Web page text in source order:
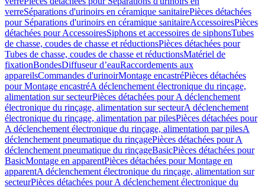
verreSéparations d'urinoirs en céramique sanitairePièces détachées
pour Séparations d'urinoirs en céramique sanitaireAccessoiresPièces
détachées pour AccessoiresSiphons et accessoires de siphonsTubes
de chasse, coudes de chasse et réductionsPièces détachées pour
Tubes de chasse, coudes de chasse et réductionsMatériel de
fixationBondesDiffuseur d’eauRaccordements aux
appareilsCommandes d'urinoirMontage encastréPièces détachées
pour Montage encastréA déclenchement électronique du rinçage,
alimentation sur secteurPièces détachées pour A déclenchement
électronique du rinçage, alimentation sur secteurA déclenchement
électronique du rinçage, alimentation par pilesPièces détachées pour
A déclenchement électronique du rinçage, alimentation par pilesA
déclenchement pneumatique du rinçagePièces détachées pour A
déclenchement pneumatique du rinçageBasicPièces détachées pour
BasicMontage en apparentPièces détachées pour Montage en
apparentA déclenchement électronique du rinçage, alimentation sur
secteurPièces détachées pour A déclenchement électronique du